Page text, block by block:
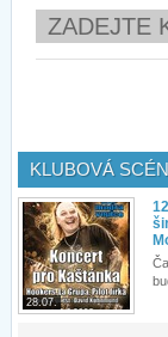
ZADEJTE
KLUBOVÁ
28.07.